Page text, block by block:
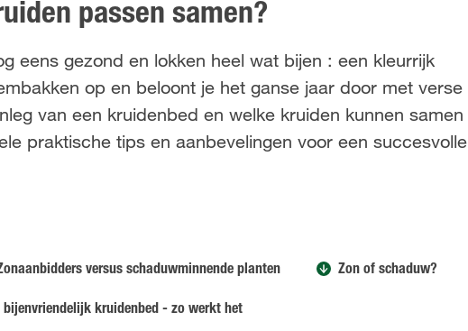
passen samen?
eens gezond en lokken heel wat bijen : een kleurrijk
op en beloont je het ganse jaar door met verse
van een kruidenbed en welke kruiden kunnen samen
praktische tips en aanbevelingen voor een succesvolle
versus schaduwminnende planten Zon of schaduw?
bijenvriendelijk kruidenbed - zo werkt het